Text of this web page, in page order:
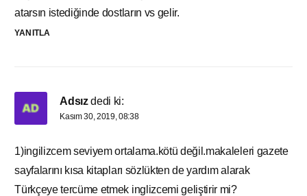
atarsın istediğinde dostların vs gelir.
YANITLA
Adsız dedi ki:
Kasım 30, 2019, 08:38
1)ingilizcem seviyem ortalama.kötü değil.makaleleri gazete
sayfalarını kısa kitapları sözlükten de yardım alarak
Türkçeye tercüme etmek inglizcemi geliştirir mi?